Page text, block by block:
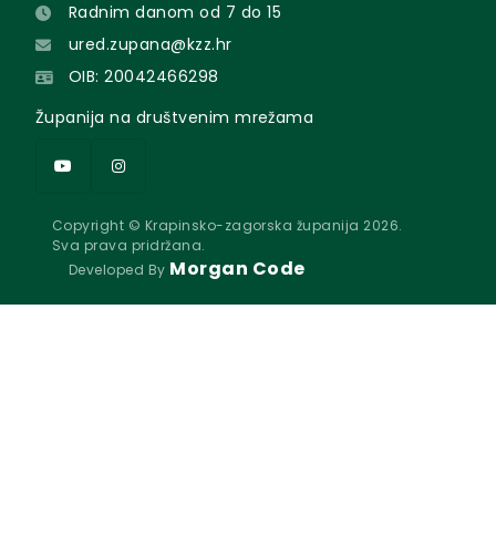
Radnim danom od 7 do 15
ured.zupana@kzz.hr
OIB: 20042466298
Županija na društvenim mrežama
Copyright © Krapinsko-zagorska županija 2026.
Sva prava pridržana.
Developed By Morgan Code